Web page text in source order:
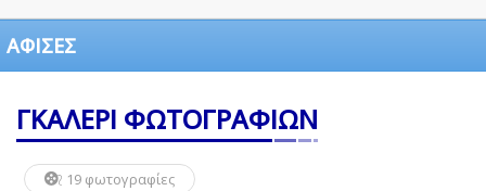
ΑΦΙΣΕΣ
ΓΚΑΛΕΡΙ ΦΩΤΟΓΡΑΦΙΩΝ
19 φωτογραφίες